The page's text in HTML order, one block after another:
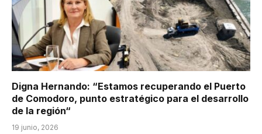
Digna Hernando: “Estamos recuperando el Puerto
de Comodoro, punto estratégico para el desarrollo
de la región“
19 junio, 2026